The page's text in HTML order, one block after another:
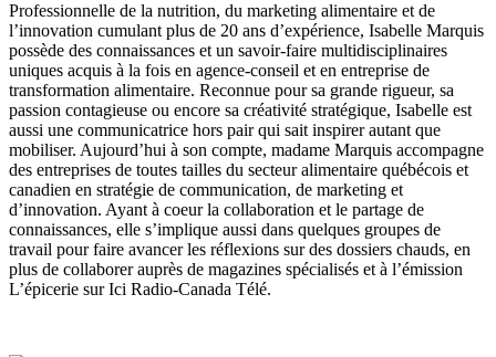
Professionnelle de la nutrition, du marketing alimentaire et de
l’innovation cumulant plus de 20 ans d’expérience, Isabelle Marquis
possède des connaissances et un savoir-faire multidisciplinaires
uniques acquis à la fois en agence-conseil et en entreprise de
transformation alimentaire. Reconnue pour sa grande rigueur, sa
passion contagieuse ou encore sa créativité stratégique, Isabelle est
aussi une communicatrice hors pair qui sait inspirer autant que
mobiliser. Aujourd’hui à son compte, madame Marquis accompagne
des entreprises de toutes tailles du secteur alimentaire québécois et
canadien en stratégie de communication, de marketing et
d’innovation. Ayant à coeur la collaboration et le partage de
connaissances, elle s’implique aussi dans quelques groupes de
travail pour faire avancer les réflexions sur des dossiers chauds, en
plus de collaborer auprès de magazines spécialisés et à l’émission
L’épicerie sur Ici Radio-Canada Télé.